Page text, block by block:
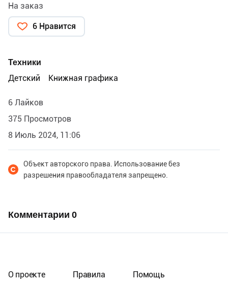
На заказ
6 Нравится
Техники
Детский
Книжная графика
6 Лайков
375 Просмотров
8 Июль 2024, 11:06
Объект авторского права. Использование без
разрешения правообладателя запрещено.
Комментарии 0
О проекте Правила Помощь